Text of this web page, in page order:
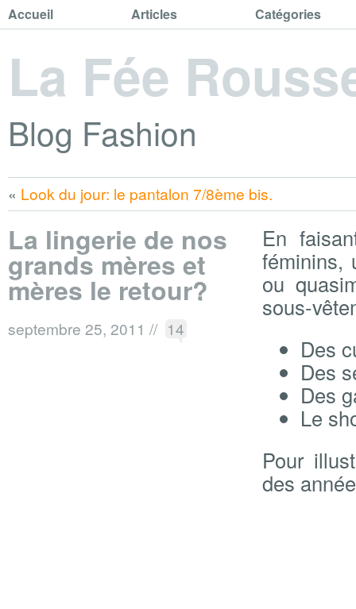
Accueil Articles Catégories
La Fée
Blog Fashion
« Look du jour: le pantalon 7/8ème bis.
La lingerie de nos
grands mères et
mères le retour?
septembre 25, 2011 // 14
En
féminins,
ou
sous-
Des
Des
Des
Le
Pour
des